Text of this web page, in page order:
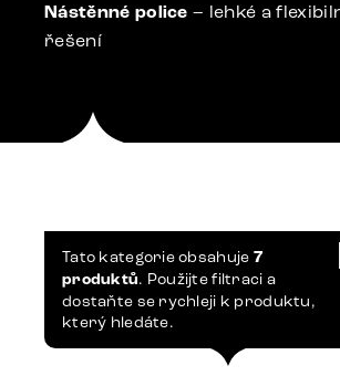
Nástěnné police – lehké a
řešení
Tato kategorie obsahuje 7
produktů. Použijte filtraci a
dostaňte se rychleji k produktu,
který hledáte.